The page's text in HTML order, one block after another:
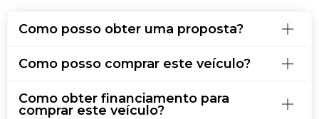
Como posso obter uma proposta?
Como posso comprar este veículo?
Como obter financiamento para
comprar este veículo?